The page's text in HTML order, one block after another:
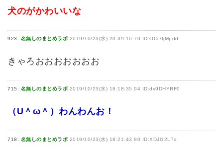
犬のがかわいいな
923: 名無しのまとめラボ 2019/10/23(水) 20:39:10.70 ID:OCc0jMpdd
きゃろおおおおおおお
715: 名無しのまとめラボ 2019/10/23(水) 18:18:35.94 ID:dv9DHYRF0
（U＾ω＾）わんわんお！
718: 名無しのまとめラボ 2019/10/23(水) 18:21:43.80 ID:XDJl12L7a